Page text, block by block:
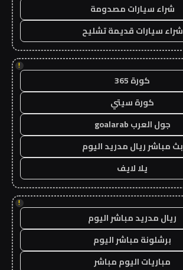
شراء سيارات مصدومة
شراء سيارات قديمة تشليح
!
كورة 365
كورة سيتي
جول العرب goalarab
بث مباشر ريال مدريد اليوم
يلا لايف
!
ريال مدريد مباشر اليوم
برشلونة مباشر اليوم
مباريات اليوم مباشر